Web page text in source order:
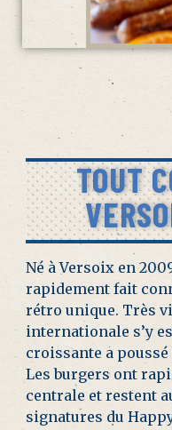
TOUT
Né à Versoix en
rapidement fait
rétro unique. Très
internationale s’y
croissante a
Les burgers ont
centrale et restent
signatures du